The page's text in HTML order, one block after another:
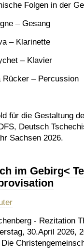
Folgen in der
– Gesang
– Klarinette
– Klavier
Rücker – Percussion
für die Gestaltung
Deutsch
Sachsen 2026.
im Gebirg<
- Rezitation
30.April 2026,